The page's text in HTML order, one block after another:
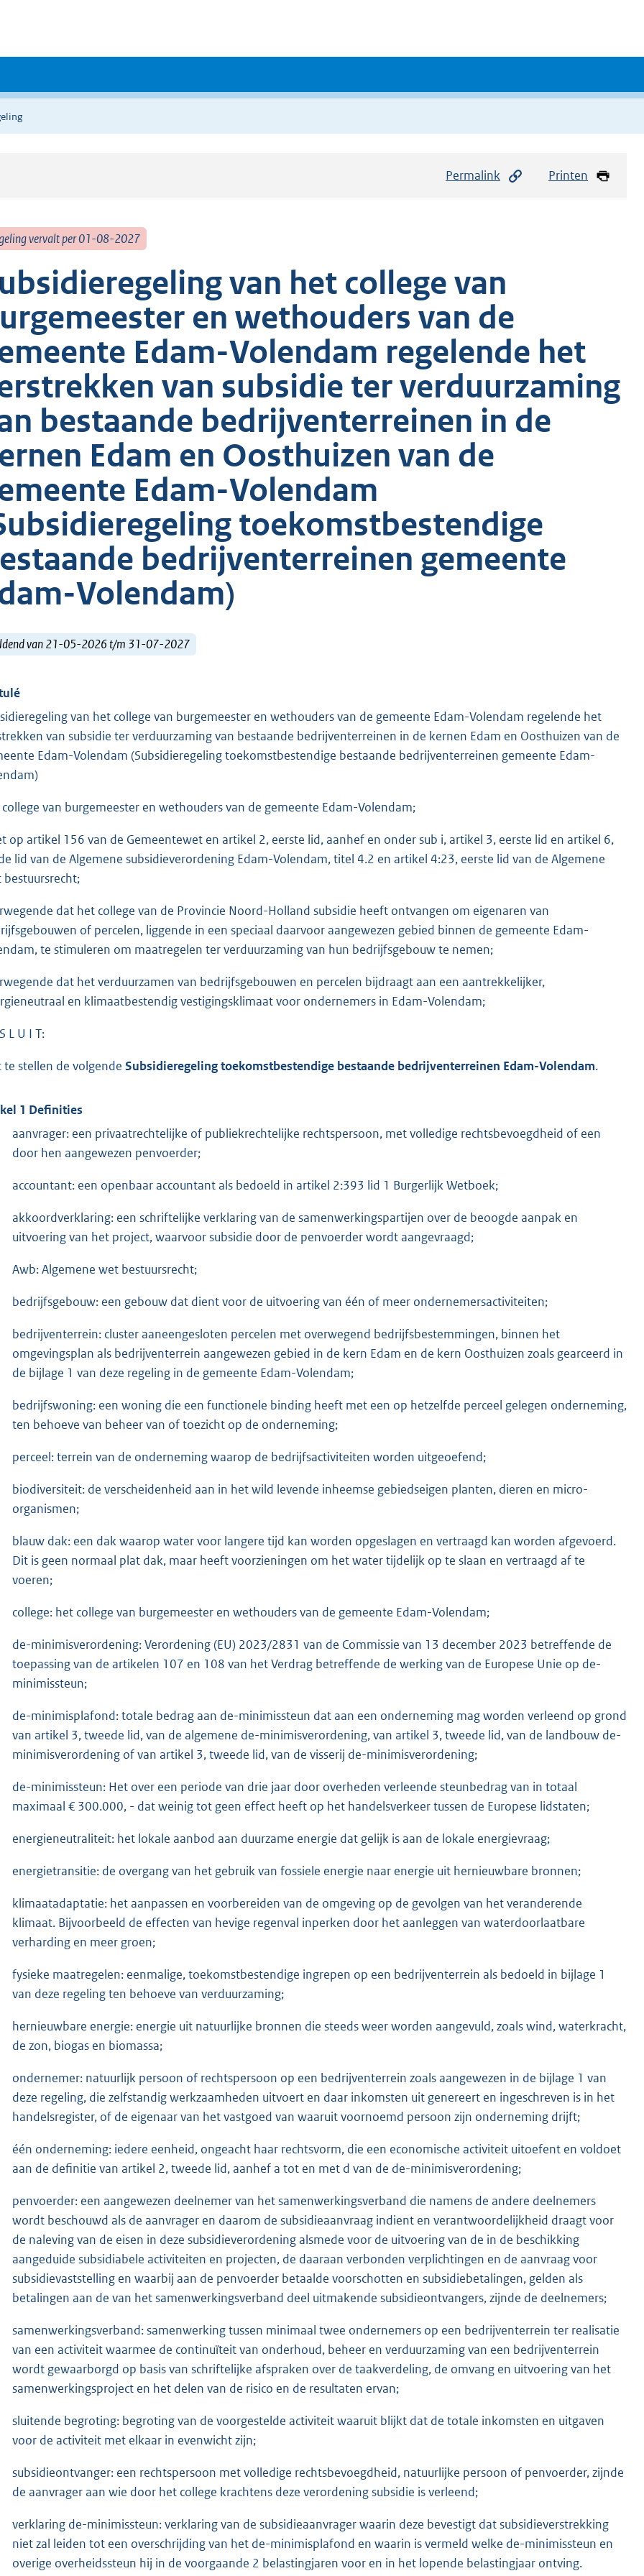
Permalink Printen
vervalt per 01-08-2027
van het college van
en wethouders van de
Edam-Volendam regelende het
van subsidie ter verduurzaming
bestaande bedrijventerreinen in de
Edam en Oosthuizen van de
Edam-Volendam
toekomstbestendige
bedrijventerreinen gemeente
Volendam)
van 21-05-2026 t/m 31-07-2027
van het college van burgemeester en wethouders van de gemeente Edam-Volendam regelende het
van subsidie ter verduurzaming van bestaande bedrijventerreinen in de kernen Edam en Oosthuizen van de
Edam-Volendam (Subsidieregeling toekomstbestendige bestaande bedrijventerreinen gemeente Edam-
van burgemeester en wethouders van de gemeente Edam-Volendam;
op artikel 156 van de Gemeentewet en artikel 2, eerste lid, aanhef en onder sub i, artikel 3, eerste lid en artikel 6,
lid van de Algemene subsidieverordening Edam-Volendam, titel 4.2 en artikel 4:23, eerste lid van de Algemene
bestuursrecht;
dat het college van de Provincie Noord-Holland subsidie heeft ontvangen om eigenaren van
of percelen, liggende in een speciaal daarvoor aangewezen gebied binnen de gemeente Edam-
te stimuleren om maatregelen ter verduurzaming van hun bedrijfsgebouw te nemen;
dat het verduurzamen van bedrijfsgebouwen en percelen bijdraagt aan een aantrekkelijker,
en klimaatbestendig vestigingsklimaat voor ondernemers in Edam-Volendam;
L U I T:
te stellen de volgende Subsidieregeling toekomstbestendige bestaande bedrijventerreinen Edam-Volendam.
1 Definities
aanvrager: een privaatrechtelijke of publiekrechtelijke rechtspersoon, met volledige rechtsbevoegdheid of een
door hen aangewezen penvoerder;
accountant: een openbaar accountant als bedoeld in artikel 2:393 lid 1 Burgerlijk Wetboek;
akkoordverklaring: een schriftelijke verklaring van de samenwerkingspartijen over de beoogde aanpak en
uitvoering van het project, waarvoor subsidie door de penvoerder wordt aangevraagd;
Awb: Algemene wet bestuursrecht;
bedrijfsgebouw: een gebouw dat dient voor de uitvoering van één of meer ondernemersactiviteiten;
bedrijventerrein: cluster aaneengesloten percelen met overwegend bedrijfsbestemmingen, binnen het
omgevingsplan als bedrijventerrein aangewezen gebied in de kern Edam en de kern Oosthuizen zoals gearceerd in
de bijlage 1 van deze regeling in de gemeente Edam-Volendam;
bedrijfswoning: een woning die een functionele binding heeft met een op hetzelfde perceel gelegen onderneming,
ten behoeve van beheer van of toezicht op de onderneming;
perceel: terrein van de onderneming waarop de bedrijfsactiviteiten worden uitgeoefend;
biodiversiteit: de verscheidenheid aan in het wild levende inheemse gebiedseigen planten, dieren en micro-
organismen;
blauw dak: een dak waarop water voor langere tijd kan worden opgeslagen en vertraagd kan worden afgevoerd.
Dit is geen normaal plat dak, maar heeft voorzieningen om het water tijdelijk op te slaan en vertraagd af te
voeren;
college: het college van burgemeester en wethouders van de gemeente Edam-Volendam;
de-minimisverordening: Verordening (EU) 2023/2831 van de Commissie van 13 december 2023 betreffende de
toepassing van de artikelen 107 en 108 van het Verdrag betreffende de werking van de Europese Unie op de-
minimissteun;
de-minimisplafond: totale bedrag aan de-minimissteun dat aan een onderneming mag worden verleend op grond
van artikel 3, tweede lid, van de algemene de-minimisverordening, van artikel 3, tweede lid, van de landbouw de-
minimisverordening of van artikel 3, tweede lid, van de visserij de-minimisverordening;
de-minimissteun: Het over een periode van drie jaar door overheden verleende steunbedrag van in totaal
maximaal € 300.000, - dat weinig tot geen effect heeft op het handelsverkeer tussen de Europese lidstaten;
energieneutraliteit: het lokale aanbod aan duurzame energie dat gelijk is aan de lokale energievraag;
energietransitie: de overgang van het gebruik van fossiele energie naar energie uit hernieuwbare bronnen;
klimaatadaptatie: het aanpassen en voorbereiden van de omgeving op de gevolgen van het veranderende
klimaat. Bijvoorbeeld de effecten van hevige regenval inperken door het aanleggen van waterdoorlaatbare
verharding en meer groen;
fysieke maatregelen: eenmalige, toekomstbestendige ingrepen op een bedrijventerrein als bedoeld in bijlage 1
van deze regeling ten behoeve van verduurzaming;
hernieuwbare energie: energie uit natuurlijke bronnen die steeds weer worden aangevuld, zoals wind, waterkracht,
de zon, biogas en biomassa;
ondernemer: natuurlijk persoon of rechtspersoon op een bedrijventerrein zoals aangewezen in de bijlage 1 van
deze regeling, die zelfstandig werkzaamheden uitvoert en daar inkomsten uit genereert en ingeschreven is in het
handelsregister, of de eigenaar van het vastgoed van waaruit voornoemd persoon zijn onderneming drijft;
één onderneming: iedere eenheid, ongeacht haar rechtsvorm, die een economische activiteit uitoefent en voldoet
aan de definitie van artikel 2, tweede lid, aanhef a tot en met d van de de-minimisverordening;
penvoerder: een aangewezen deelnemer van het samenwerkingsverband die namens de andere deelnemers
wordt beschouwd als de aanvrager en daarom de subsidieaanvraag indient en verantwoordelijkheid draagt voor
de naleving van de eisen in deze subsidieverordening alsmede voor de uitvoering van de in de beschikking
aangeduide subsidiabele activiteiten en projecten, de daaraan verbonden verplichtingen en de aanvraag voor
subsidievaststelling en waarbij aan de penvoerder betaalde voorschotten en subsidiebetalingen, gelden als
betalingen aan de van het samenwerkingsverband deel uitmakende subsidieontvangers, zijnde de deelnemers;
samenwerkingsverband: samenwerking tussen minimaal twee ondernemers op een bedrijventerrein ter realisatie
van een activiteit waarmee de continuïteit van onderhoud, beheer en verduurzaming van een bedrijventerrein
wordt gewaarborgd op basis van schriftelijke afspraken over de taakverdeling, de omvang en uitvoering van het
samenwerkingsproject en het delen van de risico en de resultaten ervan;
sluitende begroting: begroting van de voorgestelde activiteit waaruit blijkt dat de totale inkomsten en uitgaven
voor de activiteit met elkaar in evenwicht zijn;
subsidieontvanger: een rechtspersoon met volledige rechtsbevoegdheid, natuurlijke persoon of penvoerder, zijnde
de aanvrager aan wie door het college krachtens deze verordening subsidie is verleend;
verklaring de-minimissteun: verklaring van de subsidieaanvrager waarin deze bevestigt dat subsidieverstrekking
niet zal leiden tot een overschrijding van het de-minimisplafond en waarin is vermeld welke de-minimissteun en
overige overheidssteun hij in de voorgaande 2 belastingjaren voor en in het lopende belastingjaar ontving.